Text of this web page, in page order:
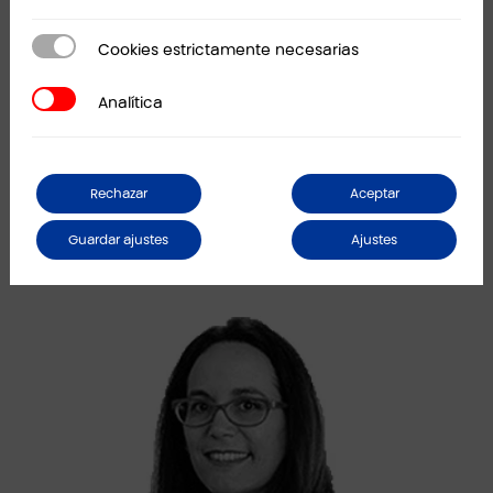
Tax Lease
Proyectos Europeos
Contáctanos
Cookies estrictamente necesarias
Cookies estrictamente necesarias
AnalíticaAnalítica
Aceptar
Rechazar
Ajustes
Guardar ajustes